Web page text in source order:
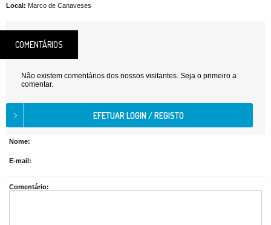
Local: Marco de Canaveses
COMENTÁRIOS
Não existem comentários dos nossos visitantes. Seja o primeiro a
comentar.
Nome:
E-mail:
Comentário: